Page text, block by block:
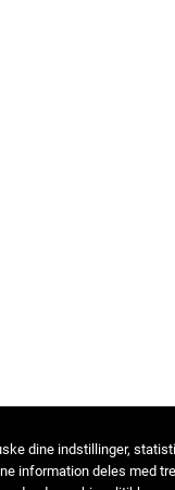
dine indstillinger,
information deles med